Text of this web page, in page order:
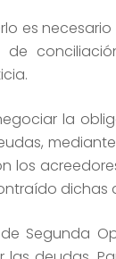
es
la
los
dichas
Segunda